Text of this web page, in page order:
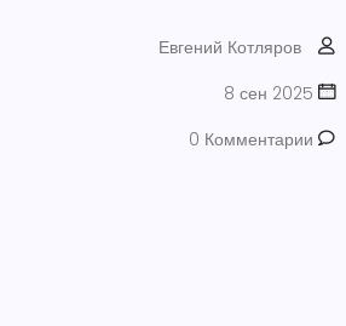
Евгений Котляров
8 сен 2025
0 Комментарии